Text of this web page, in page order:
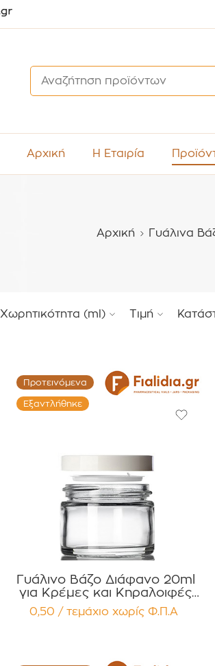
Αρχική Η Εταιρία
Αρχική Γυάλινα
Χωρητικότητα (ml) Τιμή
Προτεινόμενα
Εξαντλήθηκε
Γυάλινο Βάζο Διάφανο 20ml
για Κρέμες και Κηραλοιφές
με Άσπρο Γυαλιστερό Καπάκι
Παρέμβυσμα Συσκευασία 12
0,50 / τεμάχιο χωρίς Φ.Π.Α